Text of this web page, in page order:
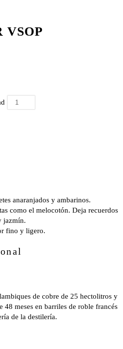
VSOP
anaranjados y ambarinos.
como el melocotón. Deja recuerdos
jazmín.
fino y ligero.
de cobre de 25 hectolitros y
48 meses en barriles de roble francés
de la destilería.